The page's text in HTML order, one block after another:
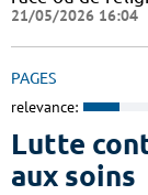
21/05/2026 16:04
PAGES
relevance:
Lutte
aux soins